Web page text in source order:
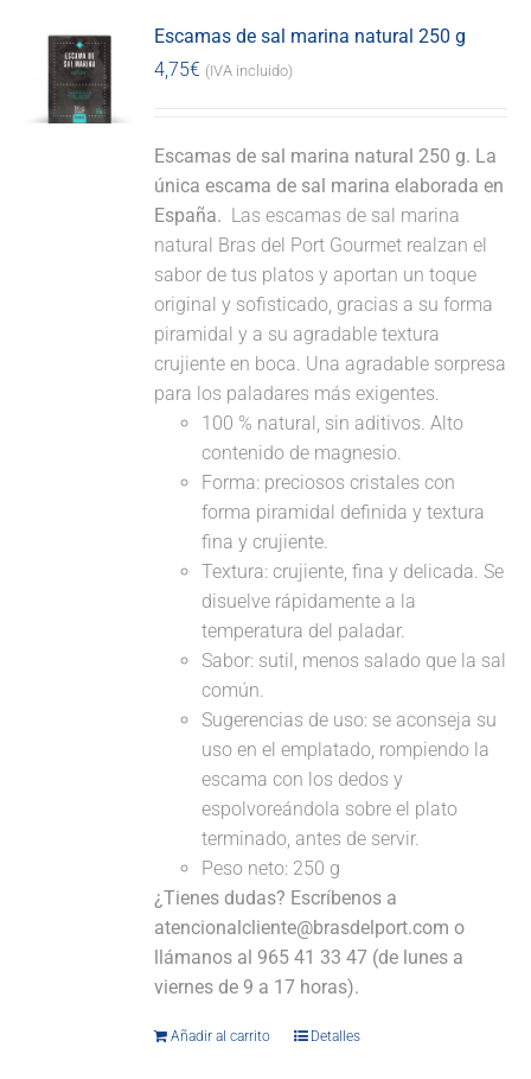
Escamas de sal marina natural 250 g
4,75€ (IVA incluido)
Escamas de sal marina natural 250 g. La
única escama de sal marina elaborada en
España. Las escamas de sal marina
natural Bras del Port Gourmet realzan el
sabor de tus platos y aportan un toque
original y sofisticado, gracias a su forma
piramidal y a su agradable textura
crujiente en boca. Una agradable sorpresa
para los paladares más exigentes.
100 % natural, sin aditivos. Alto
contenido de magnesio.
Forma: preciosos cristales con
forma piramidal definida y textura
fina y crujiente.
Textura: crujiente, fina y delicada. Se
disuelve rápidamente a la
temperatura del paladar.
Sabor: sutil, menos salado que la sal
común.
Sugerencias de uso: se aconseja su
uso en el emplatado, rompiendo la
escama con los dedos y
espolvoreándola sobre el plato
terminado, antes de servir.
Peso neto: 250 g
¿Tienes dudas? Escríbenos a
atencionalcliente@brasdelport.com o
llámanos al 965 41 33 47 (de lunes a
viernes de 9 a 17 horas).
Añadir al carrito Detalles